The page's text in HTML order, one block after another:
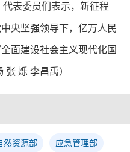
表委员们表示，新征程
央坚强领导下，亿万人民
面建设社会主义现代化国
烁 李昌禹）
然资源部 应急管理部